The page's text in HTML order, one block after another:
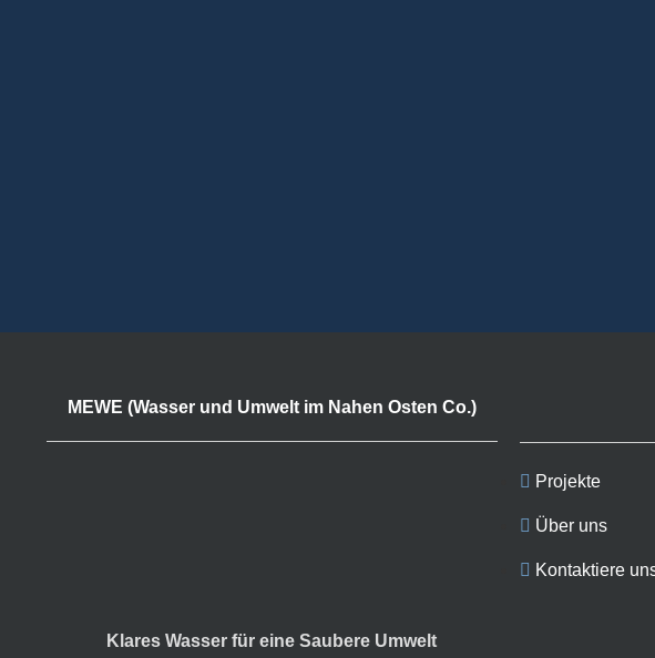
MEWE (Wasser und Umwelt im Nahen Osten Co.)
Klares Wasser für eine Saubere Umwelt
Projekte
Über uns
Kontaktiere